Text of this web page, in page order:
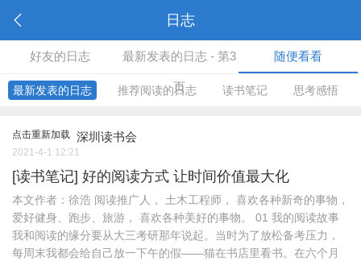
日志
好友的日志 最新发表的日志 - 第3
页
随便看看
最新发表的日志 推荐阅读的日志 读书笔记 思考感悟
点击重新加载 深圳读书会
2021-4-1 12:21
[读书笔记] 好的阅读方式 让时间价值最大化
本文作者：徐浩 阅读推广人， 土木工程师， 喜欢各种新奇的事物，
爱好健身、跑步、旅游， 喜欢各种美好的事物。 01 我的阅读故事
我和阅读的缘分要从大三考研那年说起。当时为了放松备考压力，
每周末我都会给自己放一下午的假——猫在书店里看书。在六个月